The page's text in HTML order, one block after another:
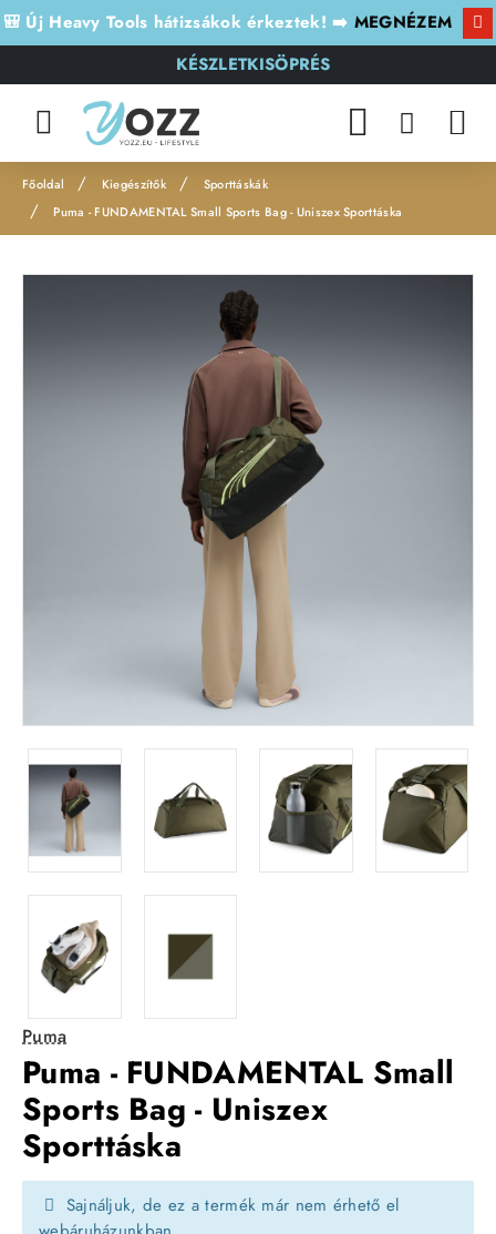
🎒 Új Heavy Tools hátizsákok érkeztek! ➡️ MEGNÉZEM
KÉSZLETKISÖPRÉS
o
Kiegészítők
Sporttáskák
Puma - FUNDAMENTAL Small Sports Bag - Uniszex Sporttáska
Puma
Puma - FUNDAMENTAL Small
Sports Bag - Uniszex
Sporttáska
Sajnáljuk, de ez a termék már nem érhető el